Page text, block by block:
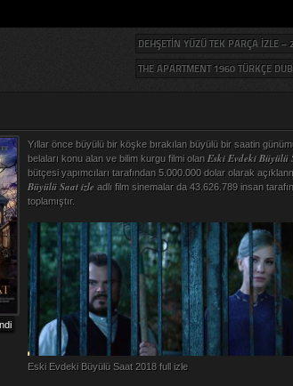
DEHŞETIN YÜZÜ TEK PARÇA IZLE
THE APARTMENT 1960 TÜRKÇE
Yıllar önce büyülü bir köşke bırakılan büyülü bir saatin
belaları konu alan ve bilim kurgu filmi olan Eski Evdeki Büyülü
bütçesi yapımcıları tarafından 5.000.000 dolar olarak
Büyülü Saat izle adlı film sinemalar da 43.626.789 insan
toplamıştır.
Eski Evdeki Büyülü Saat 2018 full izle